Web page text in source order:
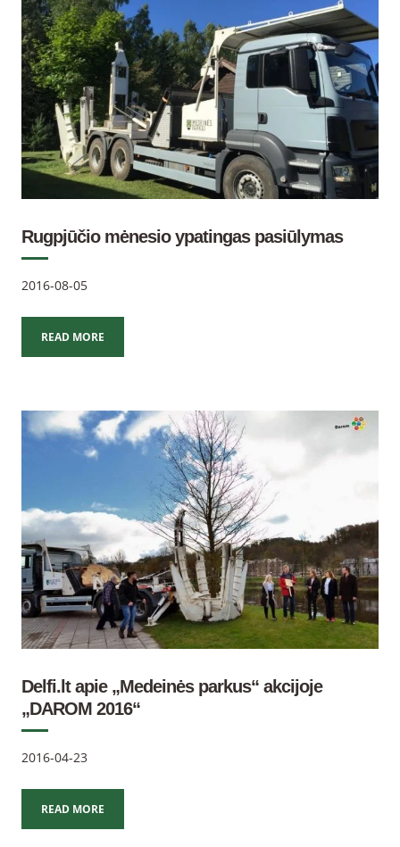
Rugpjūčio mėnesio ypatingas pasiūlymas
2016-08-05
READ MORE
Delfi.lt apie „Medeinės parkus“ akcijoje
„DAROM 2016“
2016-04-23
READ MORE